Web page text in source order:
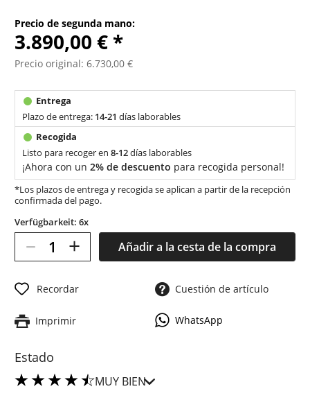
Precio de segunda mano:
3.890,00 € *
Precio original: 6.730,00 €
Plazo de entrega: 14-21 días laborables
Listo para recoger en8-12días laborables
¡Ahora con un2% de descuento para recogida personal!
*Los plazos de entrega y recogida se aplican a partir de la recepción
confirmada del pago.
Verfügbarkeit: 6x
– + Añadir a la cesta de la compra
Recordar Cuestión de artículo
Imprimir WhatsApp
Estado
MUY BIEN